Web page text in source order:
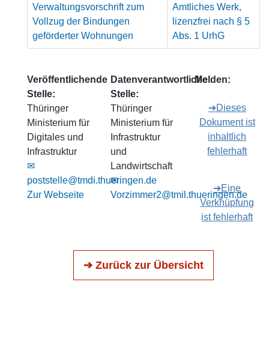
Verwaltungsvorschrift zum
Vollzug der Bindungen
geförderter Wohnungen
Amtliches Werk,
lizenzfrei nach § 5
Abs. 1 UrhG
Veröffentlichende
Stelle:
Thüringer
Ministerium für
Digitales und
Infrastruktur
✉
poststelle@tmdi.thueringen.de
Zur Webseite
Datenverantwortliche
Stelle:
Thüringer
Ministerium für
Infrastruktur
und
Landwirtschaft
✉
Vorzimmer2@tmil.thueringen.de
Melden:
➔Dieses
Dokument ist
inhaltlich
fehlerhaft
➔Eine
Verknüpfung
ist fehlerhaft
➔ Zurück zur Übersicht